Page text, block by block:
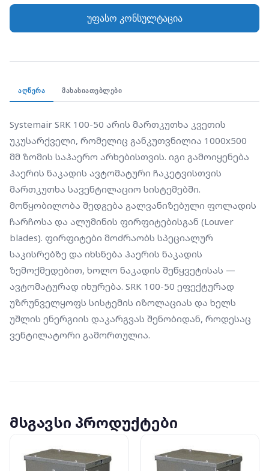
ჩარჩოსა და ალუმინის ფირფიტებისგან (Louver
blades). ფირფიტები მოძრაობს სპეციალურ
უზრუნველყოფს სისტემის იზოლაციას და ხელს
უშლის ენერგიის დაკარგვას შენობიდან, როდესაც
ვენტილატორი გამორთულია.
უფასო კონსულტაცია
ᲐᲦᲬᲔᲠᲐ ᲛᲐᲮᲐᲡᲘᲐᲗᲔᲑᲚᲔᲑᲘ
Systemair SRK 100-50 არის მართკუთხა კვეთის
უკუსარქველი, რომელიც განკუთვნილია 1000x500
მმ ზომის საჰაერო არხებისთვის. იგი გამოიყენება
ჰაერის ნაკადის ავტომატური ჩაკეტვისთვის
მართკუთხა სავენტილაციო სისტემებში.
მოწყობილობა შედგება გალვანიზებული ფოლადის
ჩარჩოსა და ალუმინის ფირფიტებისგან (Louver
blades). ფირფიტები მოძრაობს სპეციალურ
საკისრებზე და იხსნება ჰაერის ნაკადის
ზემოქმედებით, ხოლო ნაკადის შეწყვეტისას —
ავტომატურად იხურება. SRK 100-50 ეფექტურად
უზრუნველყოფს სისტემის იზოლაციას და ხელს
უშლის ენერგიის დაკარგვას შენობიდან, როდესაც
ვენტილატორი გამორთულია.
მსგავსი პროდუქტები